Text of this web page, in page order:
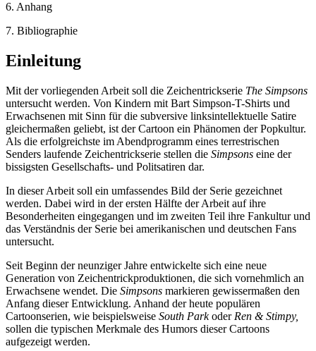
6. Anhang
7. Bibliographie
Einleitung
Mit der vorliegenden Arbeit soll die Zeichentrickserie The Simpsons
untersucht werden. Von Kindern mit Bart Simpson-T-Shirts und
Erwachsenen mit Sinn für die subversive linksintellektuelle Satire
gleichermaßen geliebt, ist der Cartoon ein Phänomen der Popkultur.
Als die erfolgreichste im Abendprogramm eines terrestrischen
Senders laufende Zeichentrickserie stellen die Simpsons eine der
bissigsten Gesellschafts- und Politsatiren dar.
In dieser Arbeit soll ein umfassendes Bild der Serie gezeichnet
werden. Dabei wird in der ersten Hälfte der Arbeit auf ihre
Besonderheiten eingegangen und im zweiten Teil ihre Fankultur und
das Verständnis der Serie bei amerikanischen und deutschen Fans
untersucht.
Seit Beginn der neunziger Jahre entwickelte sich eine neue
Generation von Zeichentrickproduktionen, die sich vornehmlich an
Erwachsene wendet. Die Simpsons markieren gewissermaßen den
Anfang dieser Entwicklung. Anhand der heute populären
Cartoonserien, wie beispielsweise South Parkoder Ren & Stimpy,
sollen die typischen Merkmale des Humors dieser Cartoons
aufgezeigt werden.